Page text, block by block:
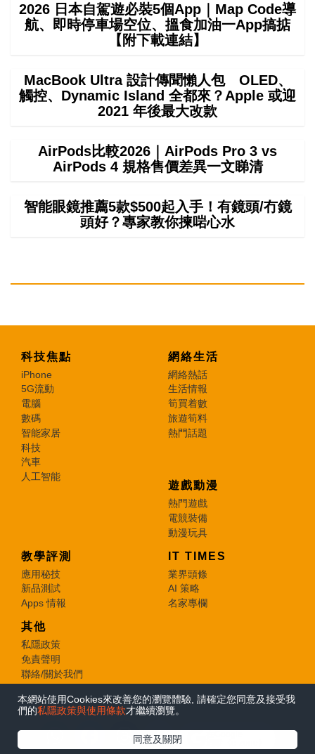
本網站使用Cookies來改善您的瀏覽體驗, 請確定您同意及接受我
們的私隱政策與使用條款才繼續瀏覽。
同意及關閉
2026 日本自駕遊必裝5個App｜Map Code導
航、即時停車場空位、搵食加油一App搞掂
【附下載連結】
MacBook Ultra 設計傳聞懶人包 OLED、
觸控、Dynamic Island 全都來？Apple 或迎
2021 年後最大改款
AirPods比較2026｜AirPods Pro 3 vs
AirPods 4 規格售價差異一文睇清
智能眼鏡推薦5款$500起入手！有鏡頭/冇鏡
頭好？專家教你揀啱心水
科技焦點
iPhone
5G流動
電腦
數碼
智能家居
科技
汽車
人工智能
網絡生活
網絡熱話
生活情報
筍買着數
旅遊筍料
熱門話題
遊戲動漫
熱門遊戲
電競裝備
動漫玩具
教學評測
應用秘技
新品測試
Apps 情報
IT TIMES
業界頭條
AI 策略
名家專欄
其他
私隱政策
免責聲明
聯絡/關於我們
© 2026 e-zone. All Rights Reserved.